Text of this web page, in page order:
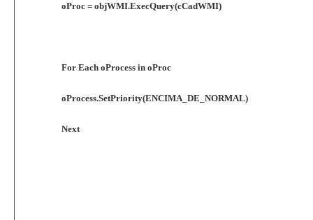
oProc = objWMI.ExecQuery(cCadWMI)
For Each oProcess in oProc
oProcess.SetPriority(ENCIMA_DE_NORMAL)
Next